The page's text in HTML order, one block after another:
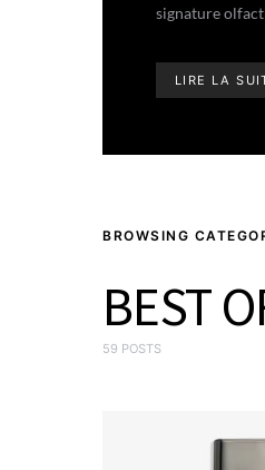
signature
LIRE LA
BROWSING
BEST
59 POSTS